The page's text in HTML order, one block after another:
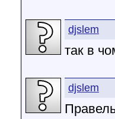
djslem
так в
djslem